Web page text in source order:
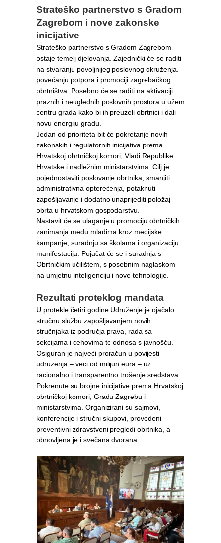
Strateško partnerstvo s Gradom
Zagrebom i nove zakonske
inicijative
Strateško partnerstvo s Gradom Zagrebom
ostaje temelj djelovanja. Zajednički će se raditi
na stvaranju povoljnijeg poslovnog okruženja,
povećanju potpora i promociji zagrebačkog
obrtništva. Posebno će se raditi na aktivaciji
praznih i neuglednih poslovnih prostora u užem
centru grada kako bi ih preuzeli obrtnici i dali
novu energiju gradu.
Jedan od prioriteta bit će pokretanje novih
zakonskih i regulatornih inicijativa prema
Hrvatskoj obrtničkoj komori, Vladi Republike
Hrvatske i nadležnim ministarstvima. Cilj je
pojednostaviti poslovanje obrtnika, smanjiti
administrativna opterećenja, potaknuti
zapošljavanje i dodatno unaprijediti položaj
obrta u hrvatskom gospodarstvu.
Nastavit će se ulaganje u promociju obrtničkih
zanimanja među mladima kroz medijske
kampanje, suradnju sa školama i organizaciju
manifestacija. Pojačat će se i suradnja s
Obrtničkim učilištem, s posebnim naglaskom
na umjetnu inteligenciju i nove tehnologije.
Rezultati proteklog mandata
U protekle četiri godine Udruženje je ojačalo
stručnu službu zapošljavanjem novih
stručnjaka iz područja prava, rada sa
sekcijama i cehovima te odnosa s javnošću.
Osiguran je najveći proračun u povijesti
udruženja – veći od milijun eura – uz
racionalno i transparentno trošenje sredstava.
Pokrenute su brojne inicijative prema Hrvatskoj
obrtničkoj komori, Gradu Zagrebu i
ministarstvima. Organizirani su sajmovi,
konferencije i stručni skupovi, provedeni
preventivni zdravstveni pregledi obrtnika, a
obnovljena je i svečana dvorana.